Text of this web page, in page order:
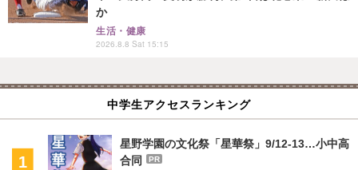
か
生活・健康
2026.8.8 Sat 15:15
中学生アクセスランキング
星野学園の文化祭「星華祭」9/12-13…小中高
合同
PR